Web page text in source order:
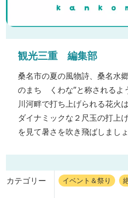
観光三重 編集部
桑名市の夏の風物詩、桑名水
のまち くわな”と称されるよ
川河畔で打ち上げられる花火
ダイナミックな２尺玉の打上
を見て暑さを吹き飛ばしましょ
カテゴリー イベント＆祭り